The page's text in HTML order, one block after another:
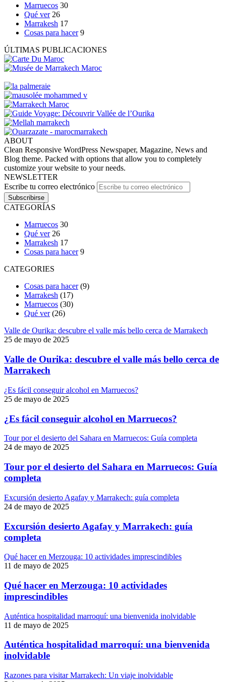
Marruecos 30
Qué ver 26
Marrakesh 17
Cosas para hacer 9
ÚLTIMAS PUBLICACIONES
ABOUT
Clean Responsive WordPress Newspaper, Magazine, News and
Blog theme. Packed with options that allow you to completely
customize your website to your needs.
NEWSLETTER
Escribe tu correo electrónico
CATEGORÍAS
Marruecos 30
Qué ver 26
Marrakesh 17
Cosas para hacer 9
CATEGORIES
Cosas para hacer(9)
Marrakesh (17)
Marruecos (30)
Qué ver(26)
Valle de Ourika: descubre el valle más bello cerca de Marrakech
25 de mayo de 2025
Valle de Ourika: descubre el valle más bello cerca de
Marrakech
¿Es fácil conseguir alcohol en Marruecos?
25 de mayo de 2025
¿Es fácil conseguir alcohol en Marruecos?
Tour por el desierto del Sahara en Marruecos: Guía completa
24 de mayo de 2025
Tour por el desierto del Sahara en Marruecos: Guía
completa
Excursión desierto Agafay y Marrakech: guía completa
24 de mayo de 2025
Excursión desierto Agafay y Marrakech: guía
completa
Qué hacer en Merzouga: 10 actividades imprescindibles
11 de mayo de 2025
Qué hacer en Merzouga: 10 actividades
imprescindibles
Auténtica hospitalidad marroquí: una bienvenida inolvidable
11 de mayo de 2025
Auténtica hospitalidad marroquí: una bienvenida
inolvidable
Razones para visitar Marrakech: Un viaje inolvidable